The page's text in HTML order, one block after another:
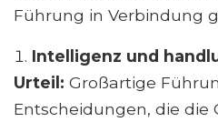
Führung in Verbindung
Intelligenz und
Urteil: Großartige
Entscheidungen, die die